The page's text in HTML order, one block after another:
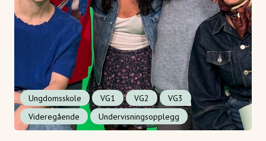
Ungdomsskole VG1 VG2
VG3
Videregående
Undervisningsopplegg